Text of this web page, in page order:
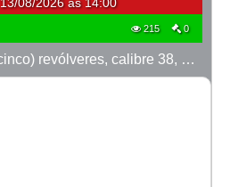
215 0
LOTE 21 - 25 (vinte e cinco) revólveres, calibre 38, marcas Taurus e Rossi